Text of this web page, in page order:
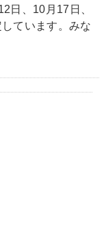
日、10月17日、
ています。みな